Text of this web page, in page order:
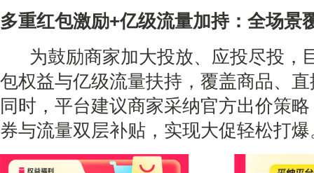
多重红包激励+亿级流量加持：全场景
为鼓励商家加大投放、应投尽投，
包权益与亿级流量扶持，覆盖商品、
同时，平台建议商家采纳官方出价策
券与流量双层补贴，实现大促轻松打爆